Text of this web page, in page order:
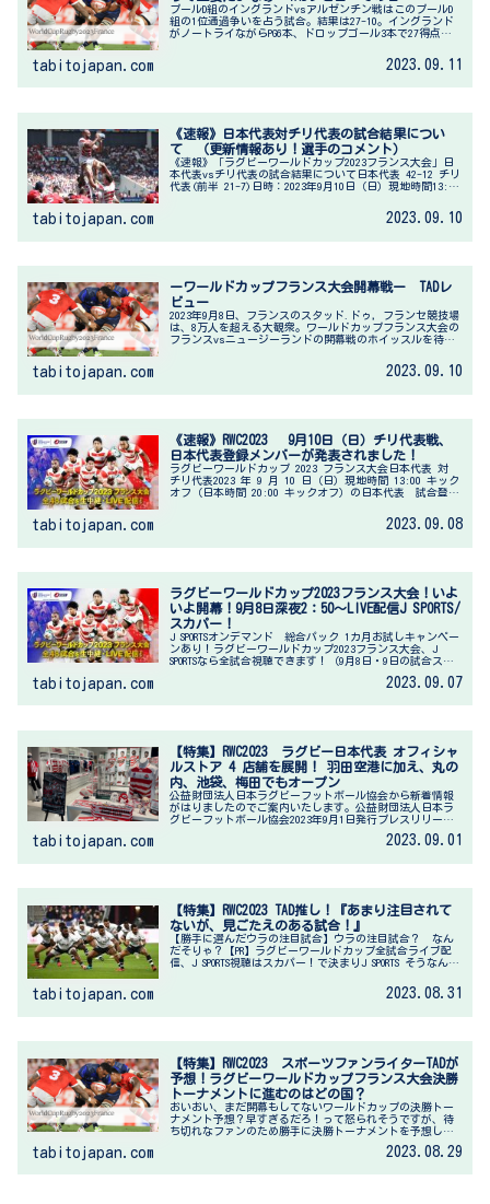
プールD組のイングランドvsアルゼンチン戦はこのプールD
組の1位通過争いを占う試合。結果は27-10。イングランド
がノートライながらPG6本、ドロップゴール3本で27得点を
tabitojapan.com 2023.09.11
《速報》日本代表対チリ代表の試合結果につい
て （更新情報あり！選手のコメント）
《速報》「ラグビーワールドカップ2023フランス大会」日
本代表vsチリ代表の試合結果について日本代表 42-12 チリ
代表(前半 21-7)日時：2023年9月10日（日）現地時間13:00
tabitojapan.com 2023.09.10
ーワールドカップフランス大会開幕戦ー TADレ
ビュー
2023年9月8日、フランスのスタッド.ドゥ，フランセ競技場
は、8万人を超える大観衆。ワールドカップフランス大会の
フランスvsニュージーランドの開幕戦のホイッスルを待ち
tabitojapan.com 2023.09.10
《速報》RWC2023 9月10日（日）チリ代表戦、
日本代表登録メンバーが発表されました！
ラグビーワールドカップ 2023 フランス大会日本代表 対
チリ代表2023 年 9 月 10 日（日）現地時間 13:00 キック
オフ（日本時間 20:00 キックオフ）の日本代表 試合登録
tabitojapan.com 2023.09.08
ラグビーワールドカップ2023フランス大会！いよ
いよ開幕！9月8日深夜2：50～LIVE配信J SPORTS/
スカパー！
J SPORTSオンデマンド 総合パック 1カ月お試しキャンペー
ンあり！ラグビーワールドカップ2023フランス大会、J
SPORTSなら全試合視聴できます！（9月8日・9日の試合スケ
tabitojapan.com 2023.09.07
【特集】RWC2023 ラグビー日本代表 オフィシャ
ルストア 4 店舗を展開！ 羽田空港に加え、丸の
内、池袋、梅田でもオープン
公益財団法人日本ラグビーフットボール協会から新着情報
がはりましたのでご案内いたします。公益財団法人日本ラ
グビーフットボール協会2023年9月1日発行プレスリリース
情報 （転載記事）ラグビー日本代表のオフィシャルスト
tabitojapan.com 2023.09.01
【特集】RWC2023 TAD推し！『あまり注目されて
ないが、見ごたえのある試合！』
【勝手に選んだウラの注目試合】ウラの注目試合？ なん
だそりゃ？【PR】ラグビーワールドカップ全試合ライブ配
信、J SPORTS視聴はスカパー！で決まりJ SPORTS そうなんで
tabitojapan.com 2023.08.31
【特集】RWC2023 スポーツファンライターTADが
予想！ラグビーワールドカップフランス大会決勝
トーナメントに進むのはどの国？
おいおい、まだ開幕もしてないワールドカップの決勝トー
ナメント予想？早すぎるだろ！って怒られそうですが、待
ち切れなファンのため勝手に決勝トーナメントを予想して
tabitojapan.com 2023.08.29